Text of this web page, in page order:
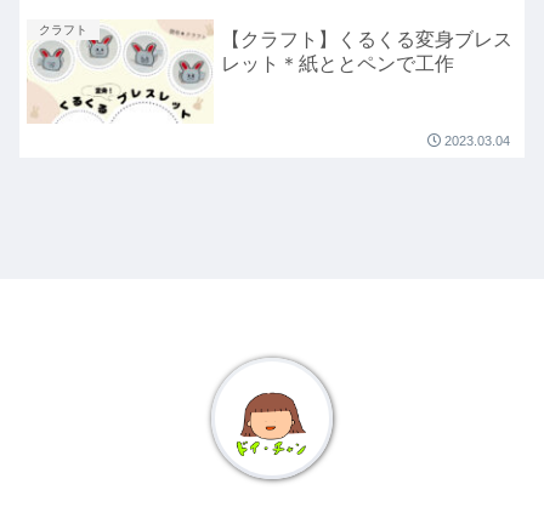
クラフト
【クラフト】くるくる変身ブレス
レット＊紙ととペンで工作
2023.03.04